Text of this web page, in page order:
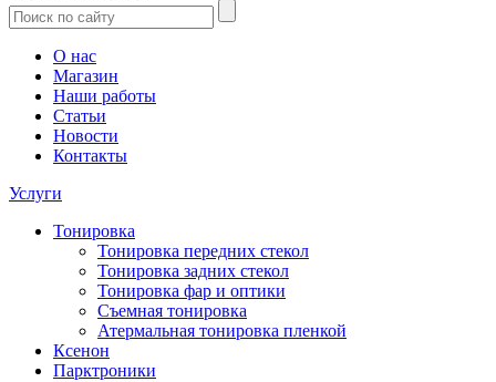
О нас
Магазин
Наши работы
Статьи
Новости
Контакты
Услуги
Тонировка
Тонировка передних стекол
Тонировка задних стекол
Тонировка фар и оптики
Съемная тонировка
Атермальная тонировка пленкой
Ксенон
Парктроники